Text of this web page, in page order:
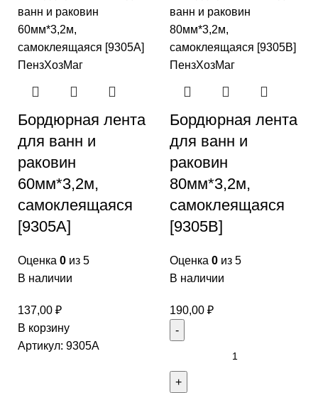
Бордюрная лента
для ванн и
раковин
60мм*3,2м,
самоклеящаяся
[9305A]
Оценка 0 из 5
В наличии
137,00 ₽
В корзину
Артикул: 9305A
Бордюрная лента
для ванн и
раковин
80мм*3,2м,
самоклеящаяся
[9305B]
Оценка 0 из 5
В наличии
190,00 ₽